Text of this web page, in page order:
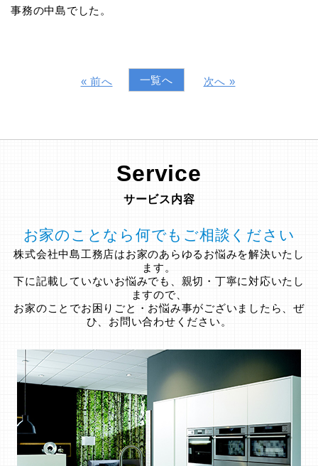
事務の中島でした。
« 前へ 一覧へ 次へ »
Service
サービス内容
お家のことなら何でもご相談ください
株式会社中島工務店はお家のあらゆるお悩みを解決いたし
ます。
下に記載していないお悩みでも、親切・丁寧に対応いたし
ますので、
お家のことでお困りごと・お悩み事がございましたら、ぜ
ひ、お問い合わせください。